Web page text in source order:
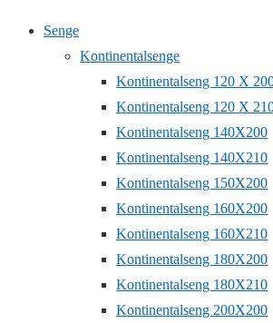
Senge
Kontinentalsenge
Kontinentalseng 120 X
Kontinentalseng 120 X
Kontinentalseng 140X200
Kontinentalseng 140X210
Kontinentalseng 150X200
Kontinentalseng 160X200
Kontinentalseng 160X210
Kontinentalseng 180X200
Kontinentalseng 180X210
Kontinentalseng 200X200